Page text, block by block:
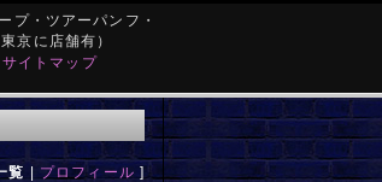
プ・ツアーパンフ・
京に店舗有）
サイトマップ
覧 | プロフィール ]